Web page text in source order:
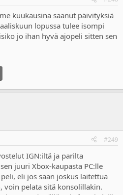
kuukausina saanut päivityksiä
lopussa tulee isompi
jo ihan hyvä ajopeli sitten sen
#249
IGN:iltä ja parilta
juuri Xbox-kaupasta PC:lle
eli jos saan joskus laitettua
pelata sitä konsolillakin.